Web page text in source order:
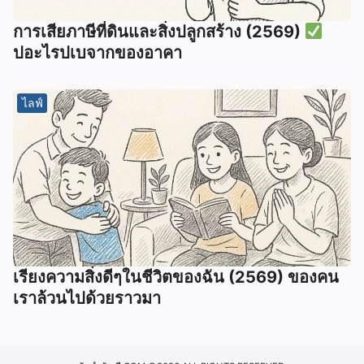
การเสียภาษีที่ดินและสิ่งปลูกสร้าง (2569)
ปอะไรปเบจากของอาคา
ไลฟ์
เรียงความสิ่งดีๆในชีวิตของฉัน (2569) ของคน
เราล้วนไปด้วยราวมา